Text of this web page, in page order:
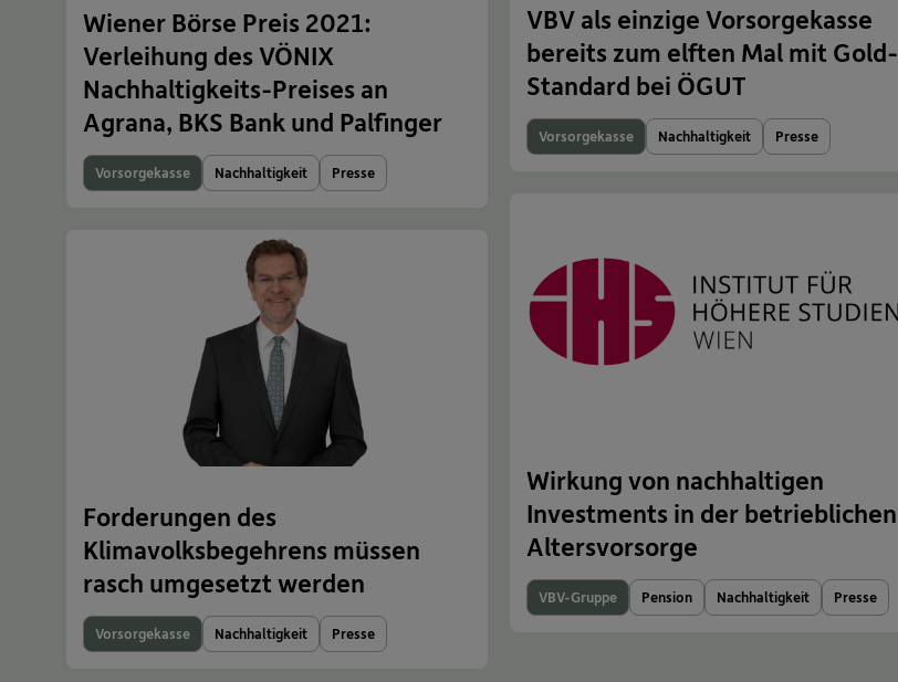
Wiener Börse Preis 2021:
Verleihung des VÖNIX
Nachhaltigkeits-Preises an
Agrana, BKS Bank und Palfinger
Vorsorgekasse Nachhaltigkeit Presse
VBV als einzige Vorsorgekasse
bereits zum elften Mal mit Gold-
Standard bei ÖGUT
Vorsorgekasse Nachhaltigkeit Presse
Forderungen des
Klimavolksbegehrens müssen
rasch umgesetzt werden
Vorsorgekasse Nachhaltigkeit Presse
Wirkung von nachhaltigen
Investments in der betrieblichen
Altersvorsorge
VBV-Gruppe Pension Nachhaltigkeit Presse